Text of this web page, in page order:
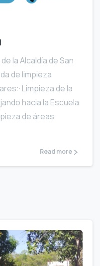
la Alcaldía de San
de limpieza
Limpieza de la
hacia la Escuela
de áreas
Read more